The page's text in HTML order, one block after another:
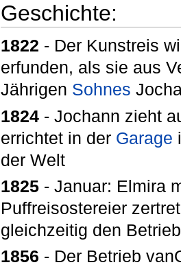
Geschichte:
1822 - Der Kunstreis
erfunden, als sie aus
Jährigen Sohnes
1824 - Jochann zieht
errichtet in der Garage
der Welt
1825 - Januar: Elmira
Puffreisostereier
gleichzeitig den
1856 - Der Betrieb